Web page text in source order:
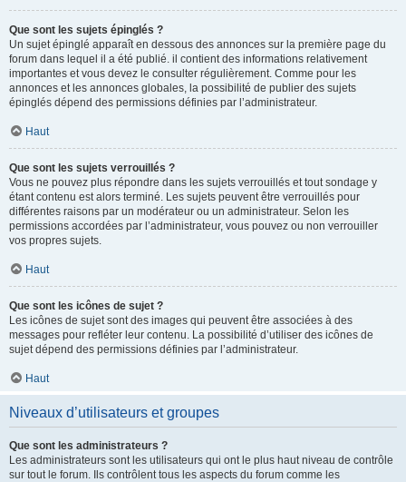
Que sont les sujets épinglés ?
Un sujet épinglé apparaît en dessous des annonces sur la première page du
forum dans lequel il a été publié. il contient des informations relativement
importantes et vous devez le consulter régulièrement. Comme pour les
annonces et les annonces globales, la possibilité de publier des sujets
épinglés dépend des permissions définies par l’administrateur.
Haut
Que sont les sujets verrouillés ?
Vous ne pouvez plus répondre dans les sujets verrouillés et tout sondage y
étant contenu est alors terminé. Les sujets peuvent être verrouillés pour
différentes raisons par un modérateur ou un administrateur. Selon les
permissions accordées par l’administrateur, vous pouvez ou non verrouiller
vos propres sujets.
Haut
Que sont les icônes de sujet ?
Les icônes de sujet sont des images qui peuvent être associées à des
messages pour refléter leur contenu. La possibilité d’utiliser des icônes de
sujet dépend des permissions définies par l’administrateur.
Haut
Niveaux d’utilisateurs et groupes
Que sont les administrateurs ?
Les administrateurs sont les utilisateurs qui ont le plus haut niveau de contrôle
sur tout le forum. Ils contrôlent tous les aspects du forum comme les